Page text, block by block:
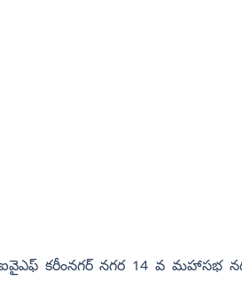
కరీంనగర్ నగర 14 వ మహాసభ